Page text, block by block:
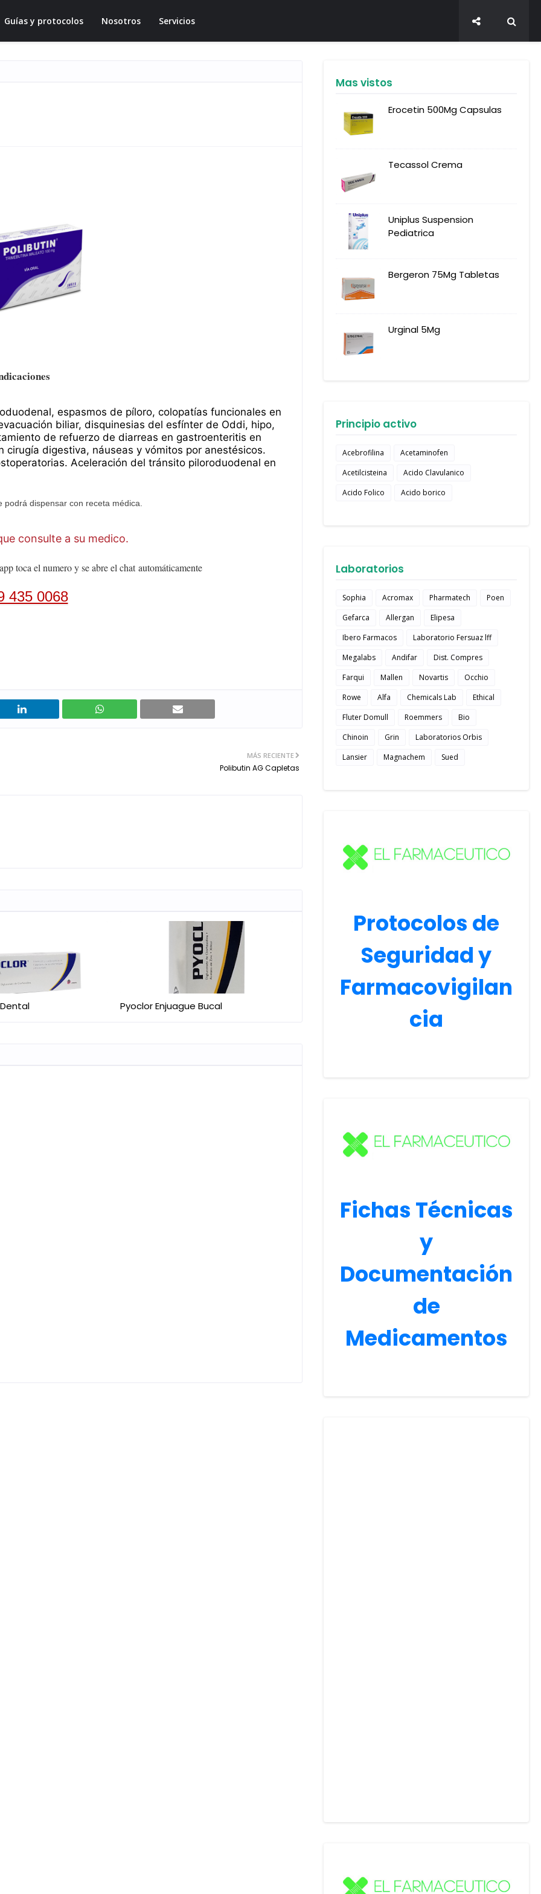
Guías y protocolos Nosotros Servicios
espasmos de píloro, colopatías funcionales en
biliar, disquinesias del esfínter de Oddi, hipo,
de refuerzo de diarreas en gastroenteritis en
digestiva, náuseas y vómitos por anestésicos.
Aceleración del tránsito piloroduodenal en
podrá dispensar con receta médica.
consulte a su medico.
toca el numero y se abre el chatautomáticamente
435 0068
MÁS RECIENTE
Polibutin AG Capletas
Pyoclor Enjuague Bucal
Mas vistos
Erocetin 500Mg Capsulas
Tecassol Crema
Uniplus Suspension
Pediatrica
Bergeron 75Mg Tabletas
Urginal 5Mg
Principio activo
Acebrofilina
Acetaminofen
Acetilcisteina
Acido Clavulanico
Acido Folico
Acido borico
Laboratorios
Sophia Acromax Pharmatech
Poen
Gefarca
Allergan
Elipesa
Ibero Farmacos
Laboratorio Fersuaz lff
Megalabs
Andifar
Dist. Compres
Farqui
Mallen Novartis
Occhio
Rowe
Alfa Chemicals Lab
Ethical
Fluter Domull
Roemmers
Bio
Chinoin
Grin
Laboratorios Orbis
Lansier
Magnachem Sued
Protocolos de
Seguridad y
Farmacovigilan
cia
Fichas Técnicas
y
Documentación
de
Medicamentos